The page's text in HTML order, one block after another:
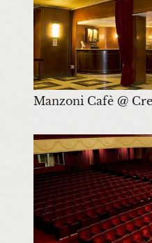
Manzoni Cafè @